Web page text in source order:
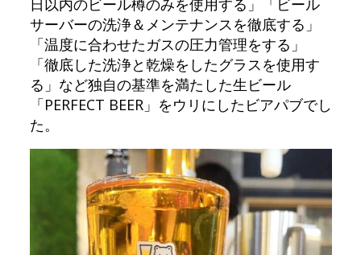
日以内のビール樽のみを使用する」「ビール
サーバーの洗浄＆メンテナンスを徹底する」
「温度に合わせたガスの圧力管理をする」
「徹底した洗浄と乾燥をしたグラスを使用す
る」など独自の基準を満たした生ビール
「PERFECT BEER」をウリにしたビアパブでし
た。